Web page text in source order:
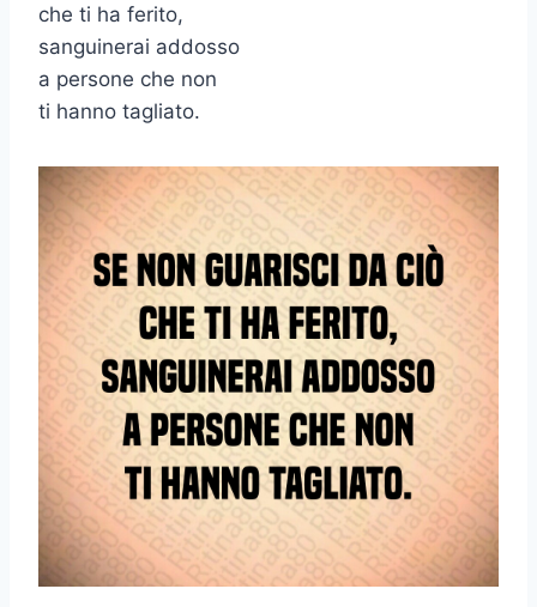
che ti ha ferito,
sanguinerai addosso
a persone che non
ti hanno tagliato.